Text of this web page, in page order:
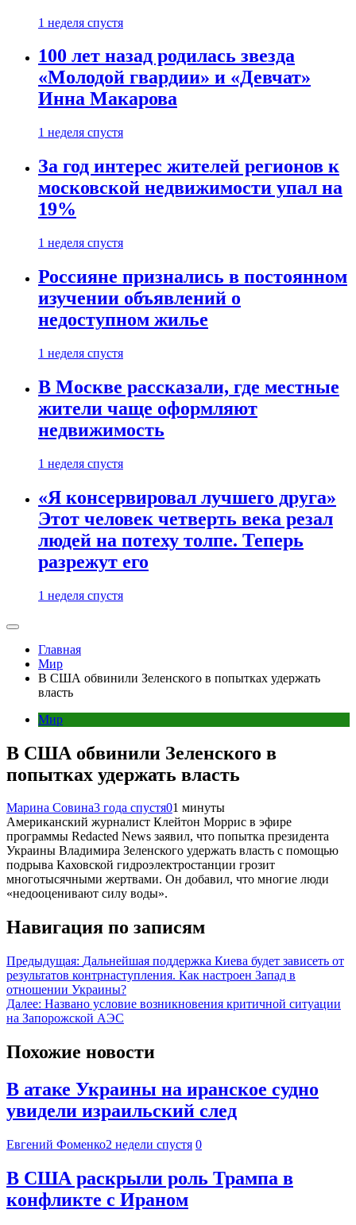
1 неделя спустя
100 лет назад родилась звезда
«Молодой гвардии» и «Девчат»
Инна Макарова
1 неделя спустя
За год интерес жителей регионов к
московской недвижимости упал на
19%
1 неделя спустя
Россияне признались в постоянном
изучении объявлений о
недоступном жилье
1 неделя спустя
В Москве рассказали, где местные
жители чаще оформляют
недвижимость
1 неделя спустя
«Я консервировал лучшего друга»
Этот человек четверть века резал
людей на потеху толпе. Теперь
разрежут его
1 неделя спустя
Главная
Мир
В США обвинили Зеленского в попытках удержать
власть
Мир
В США обвинили Зеленского в
попытках удержать власть
Марина Совина3 года спустя01 минуты
Американский журналист Клейтон Моррис в эфире
программы Redacted News заявил, что попытка президента
Украины Владимира Зеленского удержать власть с помощью
подрыва Каховской гидроэлектростанции грозит
многотысячными жертвами. Он добавил, что многие люди
«недооценивают силу воды».
Навигация по записям
Предыдущая: Дальнейшая поддержка Киева будет зависеть от
результатов контрнаступления. Как настроен Запад в
отношении Украины?
Далее: Названо условие возникновения критичной ситуации
на Запорожской АЭС
Похожие новости
В атаке Украины на иранское судно
увидели израильский след
Евгений Фоменко2 недели спустя 0
В США раскрыли роль Трампа в
конфликте с Ираном